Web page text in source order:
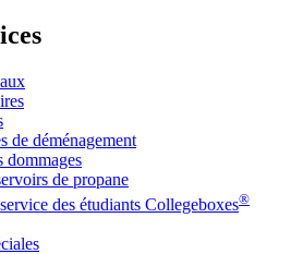
de déménagement
dommages
de propane
des étudiants Collegeboxes®